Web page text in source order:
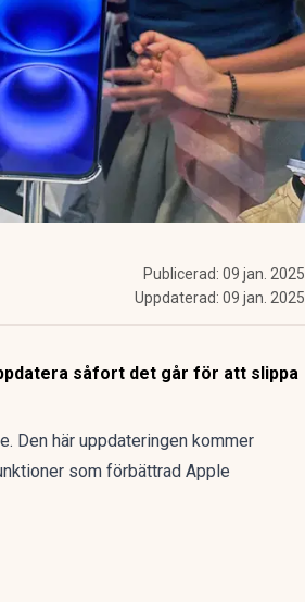
Publicerad: 09 jan. 2025
Uppdaterad: 09 jan. 2025
såfort det går för att slippa
Den här uppdateringen kommer
som förbättrad Apple